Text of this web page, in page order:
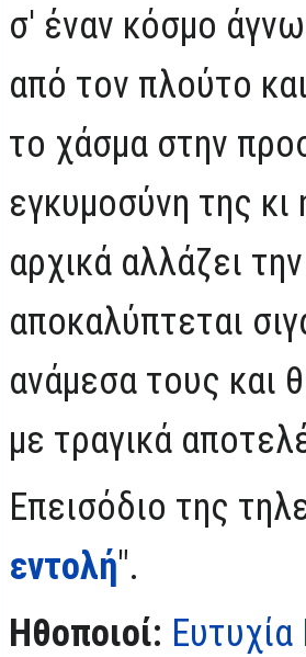
σ' έναν κόσμο
από τον πλούτο
το χάσμα στην
εγκυμοσύνη της κι
αρχικά αλλάζει
αποκαλύπτεται
ανάμεσα τους και
με τραγικά
Επεισόδιο της
εντολή".
Ηθοποιοί: Ευτυχία